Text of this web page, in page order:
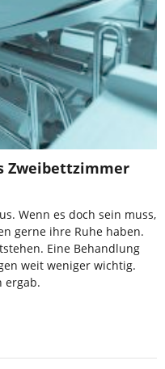
Zweibettzimmer
Wenn es doch sein muss,
gerne ihre Ruhe haben.
Eine Behandlung
weit weniger wichtig.
ergab.